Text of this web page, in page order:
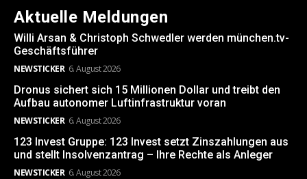
Aktuelle Meldungen
Willi Arsan & Christoph Schwedler werden münchen.tv-
Geschäftsführer
NEWSTICKER 6. August 2026
Dronus sichert sich 15 Millionen Dollar und treibt den
Aufbau autonomer Luftinfrastruktur voran
NEWSTICKER 6. August 2026
123 Invest Gruppe: 123 Invest setzt Zinszahlungen aus
und stellt Insolvenzantrag – Ihre Rechte als Anleger
NEWSTICKER 6. August 2026